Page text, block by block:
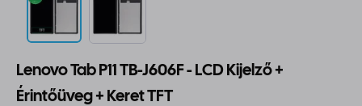
Lenovo Tab P11 TB-J606F - LCD Kijelző +
Érintőüveg + Keret TFT